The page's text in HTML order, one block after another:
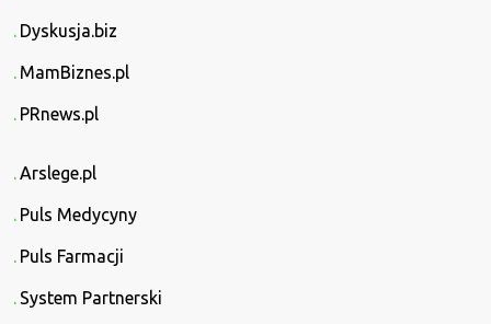
Dyskusja.biz
MamBiznes.pl
PRnews.pl
Arslege.pl
Puls Medycyny
Puls Farmacji
System Partnerski